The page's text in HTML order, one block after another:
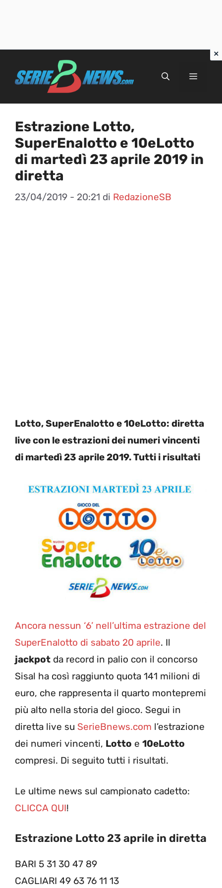
Menu
Estrazione Lotto,
SuperEnalotto e 10eLotto
di martedì 23 aprile 2019 in
diretta
23/04/2019 - 20:21 di RedazioneSB
Lotto, SuperEnalotto e 10eLotto: diretta
live con le estrazioni dei numeri vincenti
di martedì 23 aprile 2019. Tutti i risultati
Ancora nessun ‘6’ nell’ultima estrazione del
SuperEnalotto di sabato 20 aprile. Il
jackpot da record in palio con il concorso
Sisal ha così raggiunto quota 141 milioni di
euro, che rappresenta il quarto montepremi
più alto nella storia del gioco. Segui in
diretta live su SerieBnews.com l’estrazione
dei numeri vincenti, Lotto e 10eLotto
compresi. Di seguito tutti i risultati.
Le ultime news sul campionato cadetto:
CLICCA QUI!
Estrazione Lotto 23 aprile in diretta
BARI 5 31 30 47 89
CAGLIARI 49 63 76 11 13